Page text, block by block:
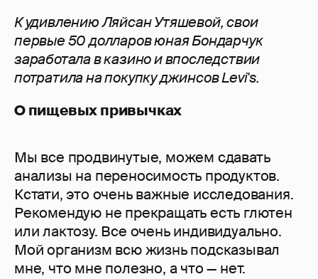
К удивлению Ляйсан Утяшевой, свои
первые 50 долларов юная Бондарчук
заработала в казино и впоследствии
потратила на покупку джинсов Levi's.
О пищевых привычках
Мы все продвинутые, можем сдавать
анализы на переносимость продуктов.
Кстати, это очень важные исследования.
Рекомендую не прекращать есть глютен
или лактозу. Все очень индивидуально.
Мой организм всю жизнь подсказывал
мне, что мне полезно, а что — нет.